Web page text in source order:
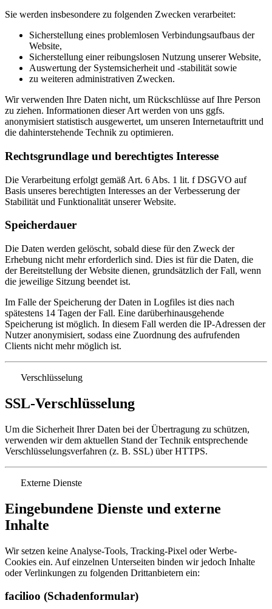
Sie werden insbesondere zu folgenden Zwecken verarbeitet:
Sicherstellung eines problemlosen Verbindungsaufbaus der
Website,
Sicherstellung einer reibungslosen Nutzung unserer Website,
Auswertung der Systemsicherheit und -stabilität sowie
zu weiteren administrativen Zwecken.
Wir verwenden Ihre Daten nicht, um Rückschlüsse auf Ihre Person
zu ziehen. Informationen dieser Art werden von uns ggfs.
anonymisiert statistisch ausgewertet, um unseren Internetauftritt und
die dahinterstehende Technik zu optimieren.
Rechtsgrundlage und berechtigtes Interesse
Die Verarbeitung erfolgt gemäß Art. 6 Abs. 1 lit. f DSGVO auf
Basis unseres berechtigten Interesses an der Verbesserung der
Stabilität und Funktionalität unserer Website.
Speicherdauer
Die Daten werden gelöscht, sobald diese für den Zweck der
Erhebung nicht mehr erforderlich sind. Dies ist für die Daten, die
der Bereitstellung der Website dienen, grundsätzlich der Fall, wenn
die jeweilige Sitzung beendet ist.
Im Falle der Speicherung der Daten in Logfiles ist dies nach
spätestens 14 Tagen der Fall. Eine darüberhinausgehende
Speicherung ist möglich. In diesem Fall werden die IP-Adressen der
Nutzer anonymisiert, sodass eine Zuordnung des aufrufenden
Clients nicht mehr möglich ist.
Verschlüsselung
SSL-Verschlüsselung
Um die Sicherheit Ihrer Daten bei der Übertragung zu schützen,
verwenden wir dem aktuellen Stand der Technik entsprechende
Verschlüsselungsverfahren (z. B. SSL) über HTTPS.
Externe Dienste
Eingebundene Dienste und externe
Inhalte
Wir setzen keine Analyse-Tools, Tracking-Pixel oder Werbe-
Cookies ein. Auf einzelnen Unterseiten binden wir jedoch Inhalte
oder Verlinkungen zu folgenden Drittanbietern ein:
facilioo (Schadenformular)